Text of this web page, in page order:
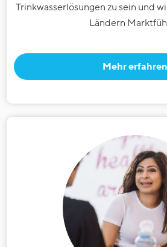
Trinkwasserlösungen zu sein und
Ländern
Mehr erfahren